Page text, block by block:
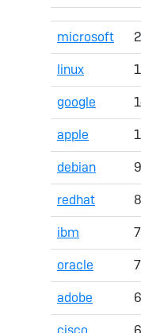
microsoft
linux
google
apple
debian
redhat
ibm
oracle
adobe